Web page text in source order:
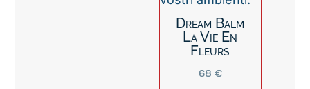
Dream Balm
La Vie En
Fleurs
68 €